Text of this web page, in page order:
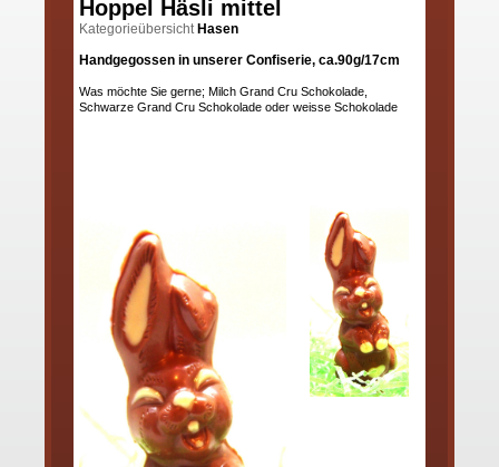
Hoppel Häsli mittel
Kategorieübersicht Hasen
Handgegossen in unserer Confiserie, ca.90g/17cm
Was möchte Sie gerne; Milch Grand Cru Schokolade,
Schwarze Grand Cru Schokolade oder weisse Schokolade